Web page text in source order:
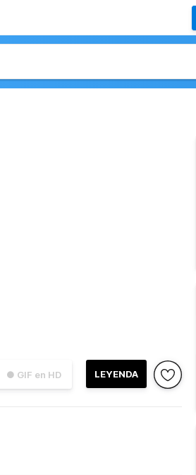
● GIF en HD LEYENDA